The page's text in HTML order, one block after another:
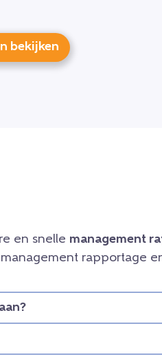
bekijken
en snelle management
rapportage